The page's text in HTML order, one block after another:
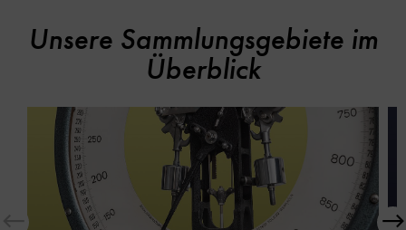
Unsere Sammlungsgebiete im
Überblick